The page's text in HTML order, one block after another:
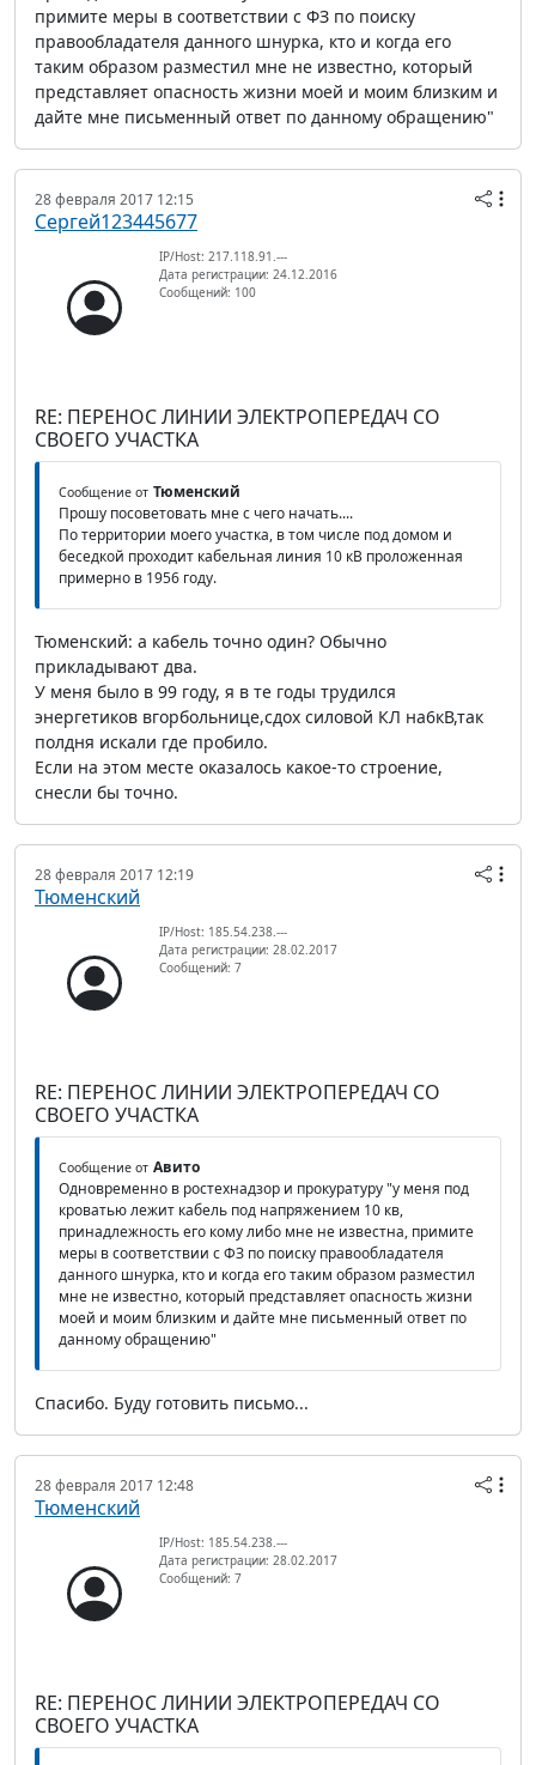
примите меры в соответствии с ФЗ по поиску
правообладателя данного шнурка, кто и когда его
таким образом разместил мне не известно, который
представляет опасность жизни моей и моим близким и
дайте мне письменный ответ по данному обращению"
28 февраля 2017 12:15
Сергей123445677
IP/Host: 217.118.91.---
Дата регистрации: 24.12.2016
Сообщений: 100
RE: ПЕРЕНОС ЛИНИИ ЭЛЕКТРОПЕРЕДАЧ СО
СВОЕГО УЧАСТКА
Сообщение от Тюменский
Прошу посоветовать мне с чего начать....
По территории моего участка, в том числе под домом и
беседкой проходит кабельная линия 10 кВ проложенная
примерно в 1956 году.
Тюменский: а кабель точно один? Обычно
прикладывают два.
У меня было в 99 году, я в те годы трудился
энергетиков вгорбольнице,сдох силовой КЛ на6кВ,так
полдня искали где пробило.
Если на этом месте оказалось какое-то строение,
снесли бы точно.
28 февраля 2017 12:19
Тюменский
IP/Host: 185.54.238.---
Дата регистрации: 28.02.2017
Сообщений: 7
RE: ПЕРЕНОС ЛИНИИ ЭЛЕКТРОПЕРЕДАЧ СО
СВОЕГО УЧАСТКА
Сообщение от Авито
Одновременно в ростехнадзор и прокуратуру "у меня под
кроватью лежит кабель под напряжением 10 кв,
принадлежность его кому либо мне не известна, примите
меры в соответствии с ФЗ по поиску правообладателя
данного шнурка, кто и когда его таким образом разместил
мне не известно, который представляет опасность жизни
моей и моим близким и дайте мне письменный ответ по
данному обращению"
Спасибо. Буду готовить письмо...
28 февраля 2017 12:48
Тюменский
IP/Host: 185.54.238.---
Дата регистрации: 28.02.2017
Сообщений: 7
RE: ПЕРЕНОС ЛИНИИ ЭЛЕКТРОПЕРЕДАЧ СО
СВОЕГО УЧАСТКА